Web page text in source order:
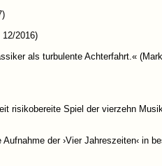
2016)
als turbulente Achterfahrt.«
risikobereite Spiel der vierzehn
der ›Vier Jahreszeiten‹ in